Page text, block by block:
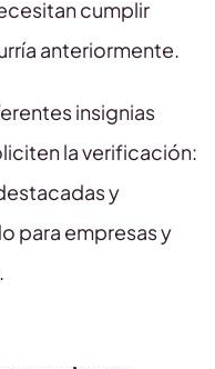
cumplir
anteriormente.
insignias
la verificación:
y
para empresas y